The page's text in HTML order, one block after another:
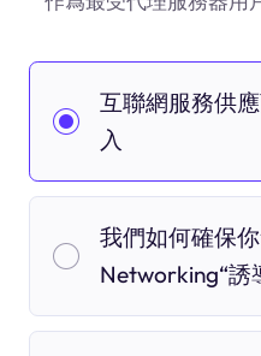
互聯網服務供
入
我們如何確保
Networking“誘